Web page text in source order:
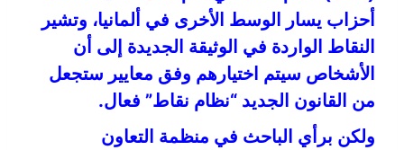
أحزاب يسار الوسط الأخرى في ألمانيا، وتشير
النقاط الواردة في الوثيقة الجديدة إلى أن
الأشخاص سيتم اختيارهم وفق معايير ستجعل
من القانون الجديد “نظام نقاط” فعال.
ولكن برأي الباحث في منظمة التعاون